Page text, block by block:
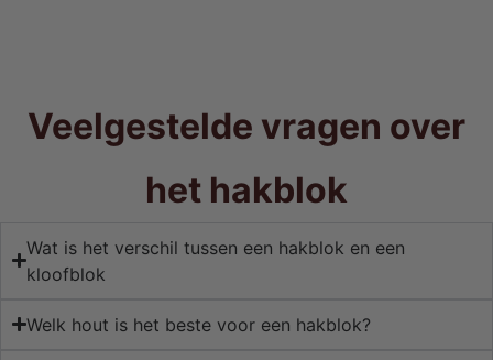
Veelgestelde vragen over
het hakblok
Wat is het verschil tussen een hakblok en een
kloofblok
Welk hout is het beste voor een hakblok?